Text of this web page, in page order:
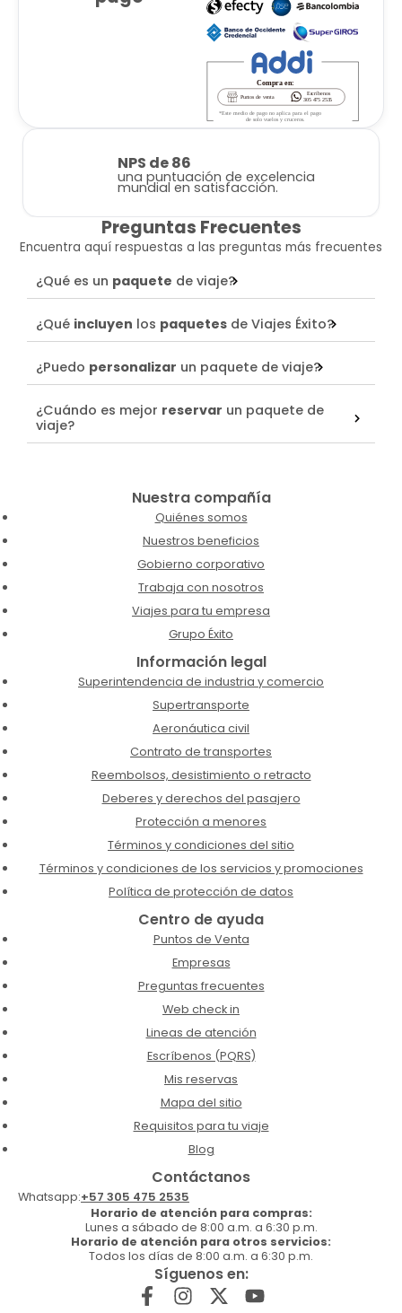
NPS de 86
una puntuación de excelencia
mundial en satisfacción.
Preguntas Frecuentes
Encuentra aquí respuestas a las preguntas más frecuentes
¿Qué es un paquete de viaje?
¿Qué incluyen los paquetes de Viajes Éxito?
¿Puedo personalizar un paquete de viaje?
¿Cuándo es mejor reservar un paquete de
viaje?
Nuestra compañía
Quiénes somos
Nuestros beneficios
Gobierno corporativo
Trabaja con nosotros
Viajes para tu empresa
Grupo Éxito
Información legal
Superintendencia de industria y comercio
Supertransporte
Aeronáutica civil
Contrato de transportes
Reembolsos, desistimiento o retracto
Deberes y derechos del pasajero
Protección a menores
Términos y condiciones del sitio
Términos y condiciones de los servicios y promociones
Política de protección de datos
Centro de ayuda
Puntos de Venta
Empresas
Preguntas frecuentes
Web check in
Lineas de atención
Escríbenos (PQRS)
Mis reservas
Mapa del sitio
Requisitos para tu viaje
Blog
Contáctanos
Whatsapp:+57 305 475 2535
Horario de atención para compras:
Lunes a sábado de 8:00 a.m. a 6:30 p.m.
Horario de atención para otros servicios:
Todos los días de 8:00 a.m. a 6:30 p.m.
Síguenos en: